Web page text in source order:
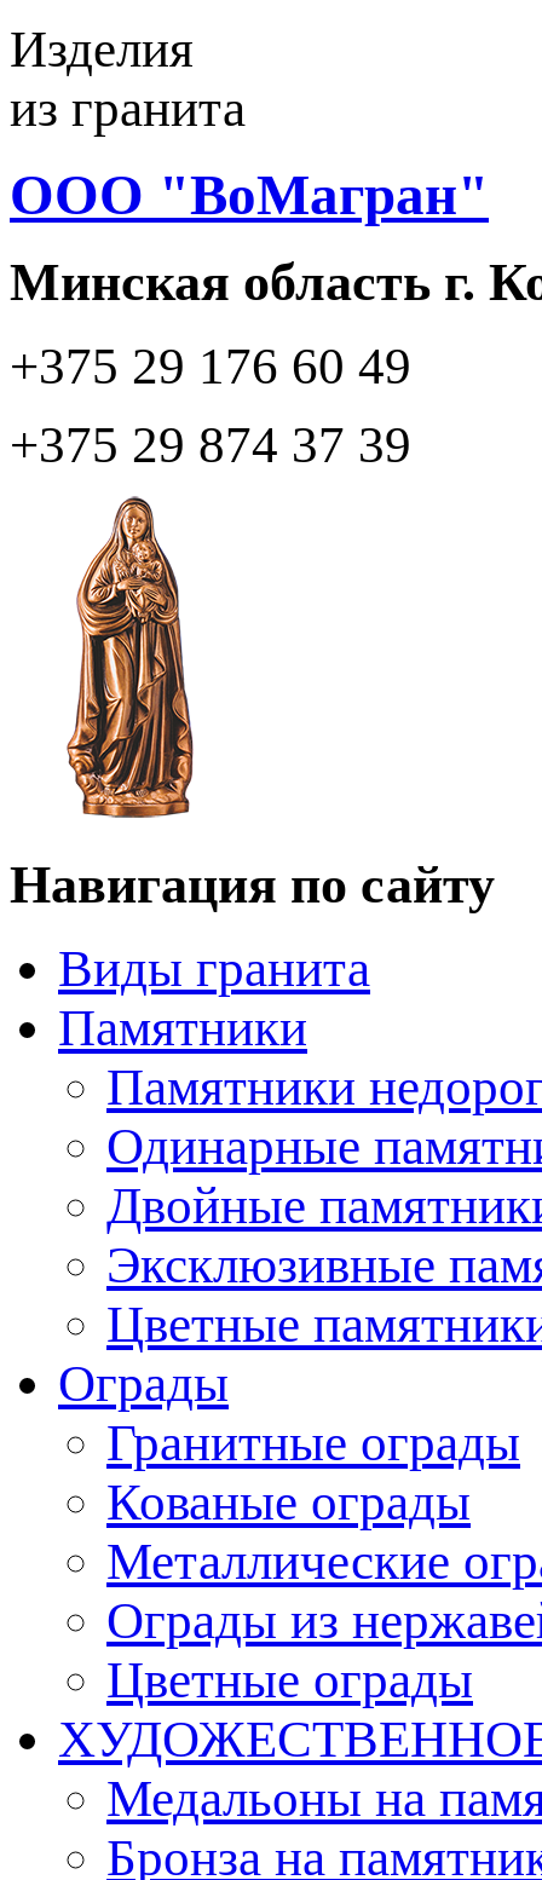
Изделия
из гранита
ООО "ВоМагран"
Минская область г.
+375 29 176 60 49
+375 29 874 37 39
Навигация по сайту
Виды гранита
Памятники
Памятники
Одинарные
Двойные
Эксклюзивные
Цветные
Ограды
Гранитные ограды
Кованые ограды
Металлические
Ограды из
Цветные ограды
Медальоны на
Бронза на